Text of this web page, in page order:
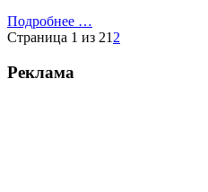
Подробнее …
Страница 1 из 21 2
Реклама